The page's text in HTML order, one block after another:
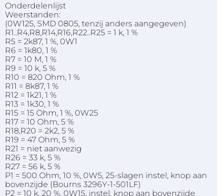
Onderdelenlijst
Weerstanden:
(0W125, SMD 0805, tenzij anders aangegeven)
R1..R4,R8,R14,R16,R22..R25 = 1 k, 1 %
R5 = 2k87, 1 %, 0W1
R6 = 1k80, 1 %
R7 = 10 M, 1 %
R9 = 10 k, 5 %
R10 = 820 Ohm, 1 %
R11 = 8k87, 1 %
R12 = 1k21, 1 %
R13 = 1k30, 1 %
R15 = 15 Ohm, 1 %, 0W25
R17 = 10 Ohm, 5 %
R18,R20 = 2k2, 5 %
R19 = 47 Ohm, 5 %
R21 = niet aanwezig
R26 = 33 k, 5 %
R27 = 56 k, 5 %
P1 = 500 Ohm, 10 %, 0W5, 25-slagen instel, knop aan
bovenzijde (Bourns 3296Y-1-501LF)
P2 = 10 k, 20 %, 0W15, instel, knop aan bovenzijde